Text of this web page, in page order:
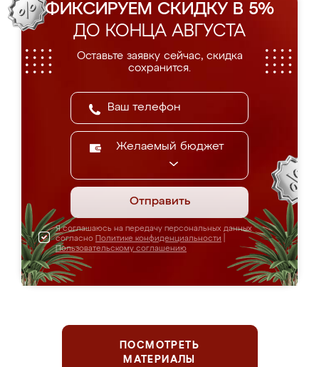
ФИКСИРУЕМ СКИДКУ В 5%
ДО КОНЦА АВГУСТА
Оставьте заявку сейчас, скидка
сохранится.
Желаемый бюджет
Отправить
Я соглашаюсь на передачу персональных данных
согласно Политике конфиденциальности
Пользовательскому соглашению
ПОСМОТРЕТЬ
МАТЕРИАЛЫ